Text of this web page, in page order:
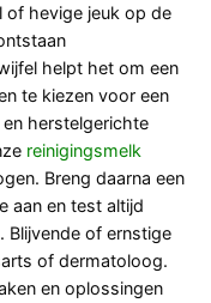
of hevige jeuk op de
helpt het om een
te kiezen voor een
herstelgerichte
reinigingsmelk
Breng daarna een
aan en test altijd
Blijvende of ernstige
of dermatoloog.
en oplossingen